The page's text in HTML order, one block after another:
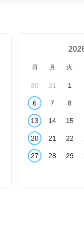
日 月 火
30 31 1
6 7 8
13 14 15
20 21 22
27 28 29